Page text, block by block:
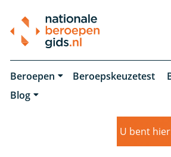
Beroepen Beroepskeuzetest
Blog
U bent